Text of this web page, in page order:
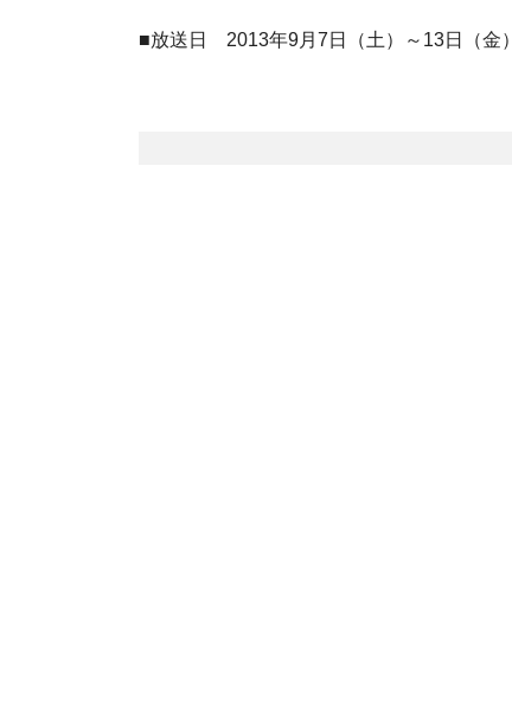
■放送日 2013年9月7日（土）～13日（金）